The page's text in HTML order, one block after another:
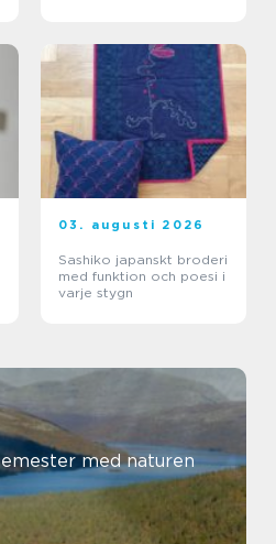
03. augusti 2026
Sashiko japanskt broderi
med funktion och poesi i
varje stygn